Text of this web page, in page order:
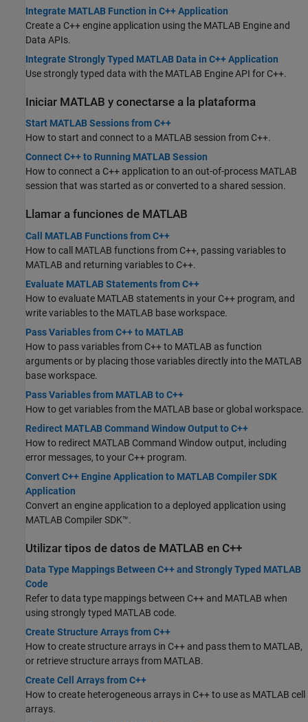
Integrate MATLAB Function in C++ Application
Create a C++ engine application using the MATLAB Engine and
Data APIs.
Integrate Strongly Typed MATLAB Data in C++ Application
Use strongly typed data with the MATLAB Engine API for C++.
Iniciar MATLAB y conectarse a la plataforma
Start MATLAB Sessions from C++
How to start and connect to a MATLAB session from C++.
Connect C++ to Running MATLAB Session
How to connect a C++ application to an out-of-process MATLAB
session that was started as or converted to a shared session.
Llamar a funciones de MATLAB
Call MATLAB Functions from C++
How to call MATLAB functions from C++, passing variables to
MATLAB and returning variables to C++.
Evaluate MATLAB Statements from C++
How to evaluate MATLAB statements in your C++ program, and
write variables to the MATLAB base workspace.
Pass Variables from C++ to MATLAB
How to pass variables from C++ to MATLAB as function
arguments or by placing those variables directly into the MATLAB
base workspace.
Pass Variables from MATLAB to C++
How to get variables from the MATLAB base or global workspace.
Redirect MATLAB Command Window Output to C++
How to redirect MATLAB Command Window output, including
error messages, to your C++ program.
Convert C++ Engine Application to MATLAB Compiler SDK
Application
Convert an engine application to a deployed application using
MATLAB Compiler SDK™.
Utilizar tipos de datos de MATLAB en C++
Data Type Mappings Between C++ and Strongly Typed MATLAB
Code
Refer to data type mappings between C++ and MATLAB when
using strongly typed MATLAB code.
Create Structure Arrays from C++
How to create structure arrays in C++ and pass them to MATLAB,
or retrieve structure arrays from MATLAB.
Create Cell Arrays from C++
How to create heterogeneous arrays in C++ to use as MATLAB cell
arrays.